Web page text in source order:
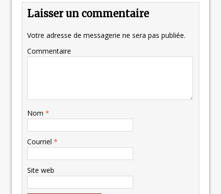
Laisser un commentaire
Votre adresse de messagerie ne sera pas publiée.
Commentaire
Nom *
Courriel *
Site web